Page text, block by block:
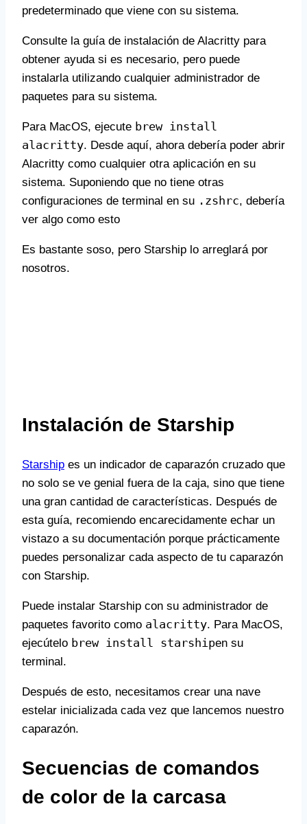
predeterminado que viene con su sistema.
Consulte la guía de instalación de Alacritty para
obtener ayuda si es necesario, pero puede
instalarla utilizando cualquier administrador de
paquetes para su sistema.
Para MacOS, ejecute brew install
alacritty. Desde aquí, ahora debería poder abrir
Alacritty como cualquier otra aplicación en su
sistema. Suponiendo que no tiene otras
configuraciones de terminal en su .zshrc, debería
ver algo como esto
Es bastante soso, pero Starship lo arreglará por
nosotros.
Instalación de Starship
Starship es un indicador de caparazón cruzado que
no solo se ve genial fuera de la caja, sino que tiene
una gran cantidad de características. Después de
esta guía, recomiendo encarecidamente echar un
vistazo a su documentación porque prácticamente
puedes personalizar cada aspecto de tu caparazón
con Starship.
Puede instalar Starship con su administrador de
paquetes favorito como alacritty. Para MacOS,
ejecútelo brew install starshipen su
terminal.
Después de esto, necesitamos crear una nave
estelar inicializada cada vez que lancemos nuestro
caparazón.
Secuencias de comandos
de color de la carcasa